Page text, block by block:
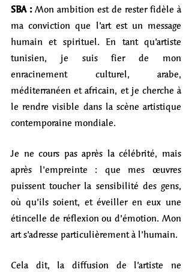
SBA : Mon ambition est de rester fidèle à
ma conviction que l’art est un message
humain et spirituel. En tant qu’artiste
tunisien, je suis fier de mon
enracinement culturel, arabe,
méditerranéen et africain, et je cherche à
le rendre visible dans la scène artistique
contemporaine mondiale.
Je ne cours pas après la célébrité, mais
après l’empreinte : que mes œuvres
puissent toucher la sensibilité des gens,
où qu’ils soient, et éveiller en eux une
étincelle de réflexion ou d’émotion. Mon
art s’adresse particulièrement à l’humain.
Cela dit, la diffusion de l’artiste ne